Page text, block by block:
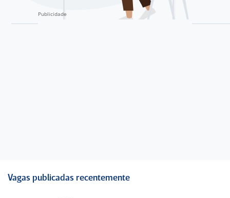
Vagas publicadas recentemente